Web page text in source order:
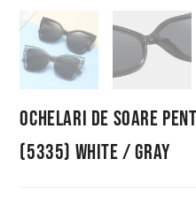
Ochelari de Soare
(5335) White / Gray